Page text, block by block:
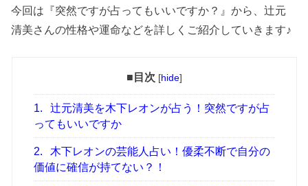
今回は『突然ですが占ってもいいですか？』から、辻元
清美さんの性格や運命などを詳しくご紹介していきます♪
■目次 [hide]
1.
辻元清美を木下レオンが占う！突然ですが占
ってもいいですか
2.
木下レオンの芸能人占い！優柔不断で自分の
価値に確信が持てない？！